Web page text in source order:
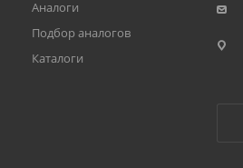
Аналоги
Подбор аналогов
Каталоги